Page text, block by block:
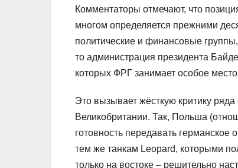
Комментаторы отмечают, что
многом определяется прежними
политические и финансовые
то администрация президента
которых ФРГ занимает особое
Это вызывает жёсткую критику
Великобритании. Так, Польша
готовность передавать германское
тем же танкам Leopard, которыми
только на востоке – решительно